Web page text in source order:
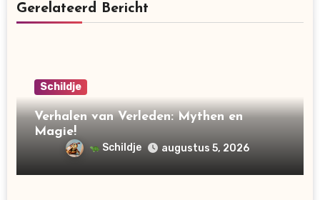
Gerelateerd Bericht
Schildje
Verhalen van Verleden: Mythen en
Magie!
Schildje augustus 5, 2026